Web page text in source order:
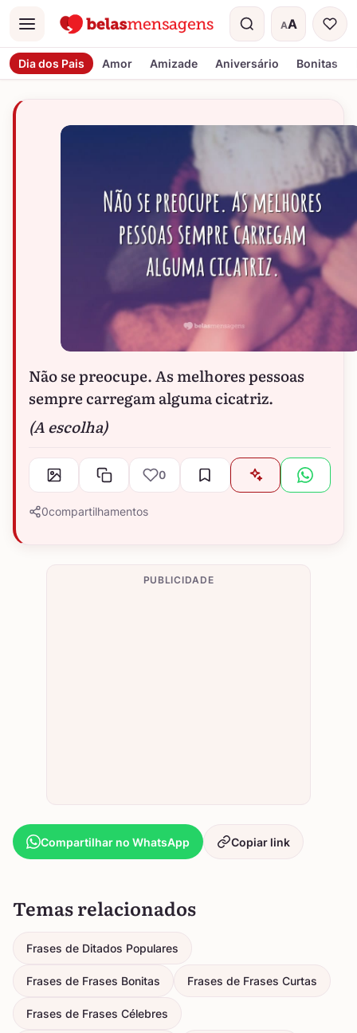
Menu AA
Tamanho do
Dia dos Pais Amor Amizade Aniversário Bonitas
Não se preocupe. As melhores pessoas
sempre carregam alguma cicatriz.
(A escolha)
0
0compartilhamentos
PUBLICIDADE
Compartilhar no WhatsApp Copiar link
Temas relacionados
Frases de Ditados Populares
Frases de Frases Bonitas Frases de Frases Curtas
Frases de Frases Célebres